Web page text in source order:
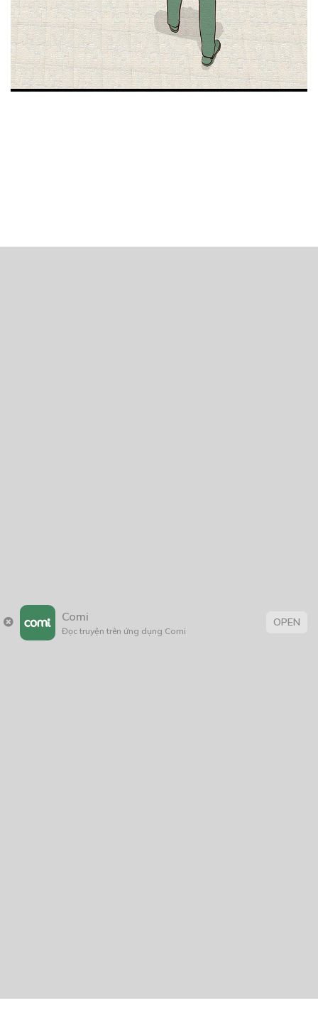
Comi
Đọc truyện trên ứng dụng Comi
OPEN